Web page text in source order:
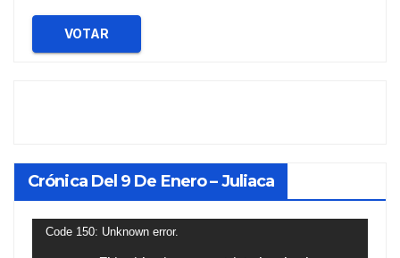
VOTAR
Crónica Del 9 De Enero – Juliaca
Reproductor
Code 150: Unknown error.